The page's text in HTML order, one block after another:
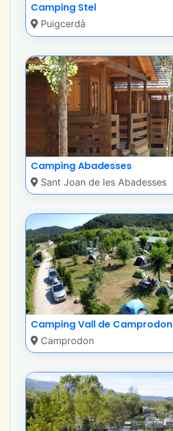
Camping Stel
Puigcerdà
Camping Abadesses
Sant Joan de les Abadesses
Camping Vall de Camprodon
Camprodon